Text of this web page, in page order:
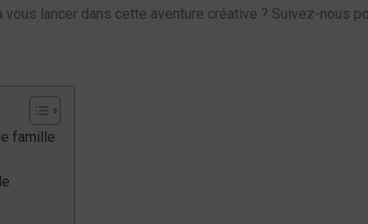
lancer dans cette aventure créative ? Suivez-nous
famille